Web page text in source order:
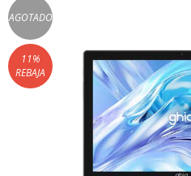
AGOTADO
11%
REBAJA